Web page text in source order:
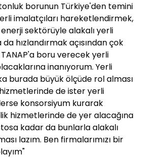
borunun Türkiye'den temini
imalatçıları hareketlendirmek,
sektörüyle alakalı yerli
hızlandırmak açısından çok
boru verecek yerli
inanıyorum. Yerli
burada büyük ölçüde rol alması
de ister yerli
konsorsiyum kurarak
hizmetlerinde de yer alacağına
kadar da bunlarla alakalı
lazım. Ben firmalarımızı bir